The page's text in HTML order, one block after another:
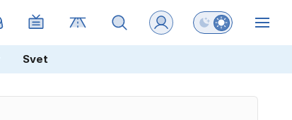
Preklopi barvni
Svet